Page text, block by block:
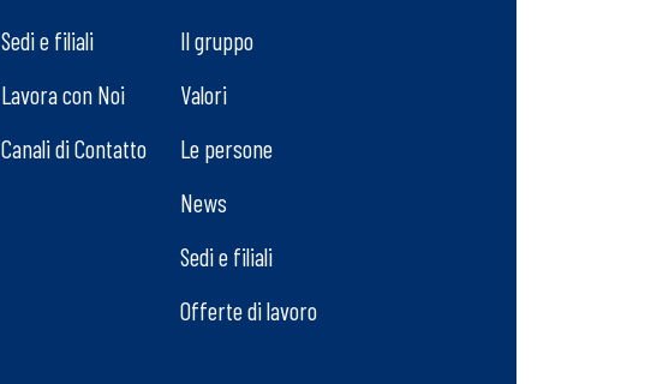
Sedi e filiali
Lavora con Noi
Canali di Contatto
Il gruppo
Valori
Le persone
News
Sedi e filiali
Offerte di lavoro